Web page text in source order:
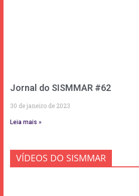
Jornal do SISMMAR #62
30 de janeiro de 2023
Leia mais »
VÍDEOS DO SISMMAR